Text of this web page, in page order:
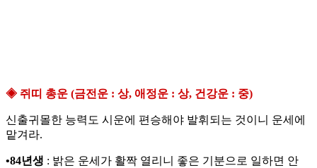
◈ 쥐띠 총운 (금전운 : 상, 애정운 : 상, 건강운 : 중)
신출귀몰한 능력도 시운에 편승해야 발휘되는 것이니 운세에
맡겨라.
•84년생 : 밝은 운세가 활짝 열리니 좋은 기분으로 일하면 안